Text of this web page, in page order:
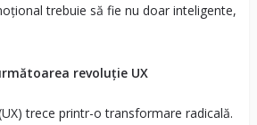
trebuie să fie nu doar inteligente,
revoluție UX
trece printr-o transformare radicală.